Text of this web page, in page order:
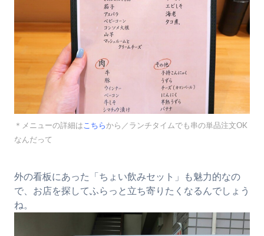
＊メニューの詳細は こちら から／ランチタイムでも串の単品注文OK
なんだって
外の看板にあった「ちょい飲みセット」も魅力的なの
で、お店を探してふらっと立ち寄りたくなるんでしょう
ね。